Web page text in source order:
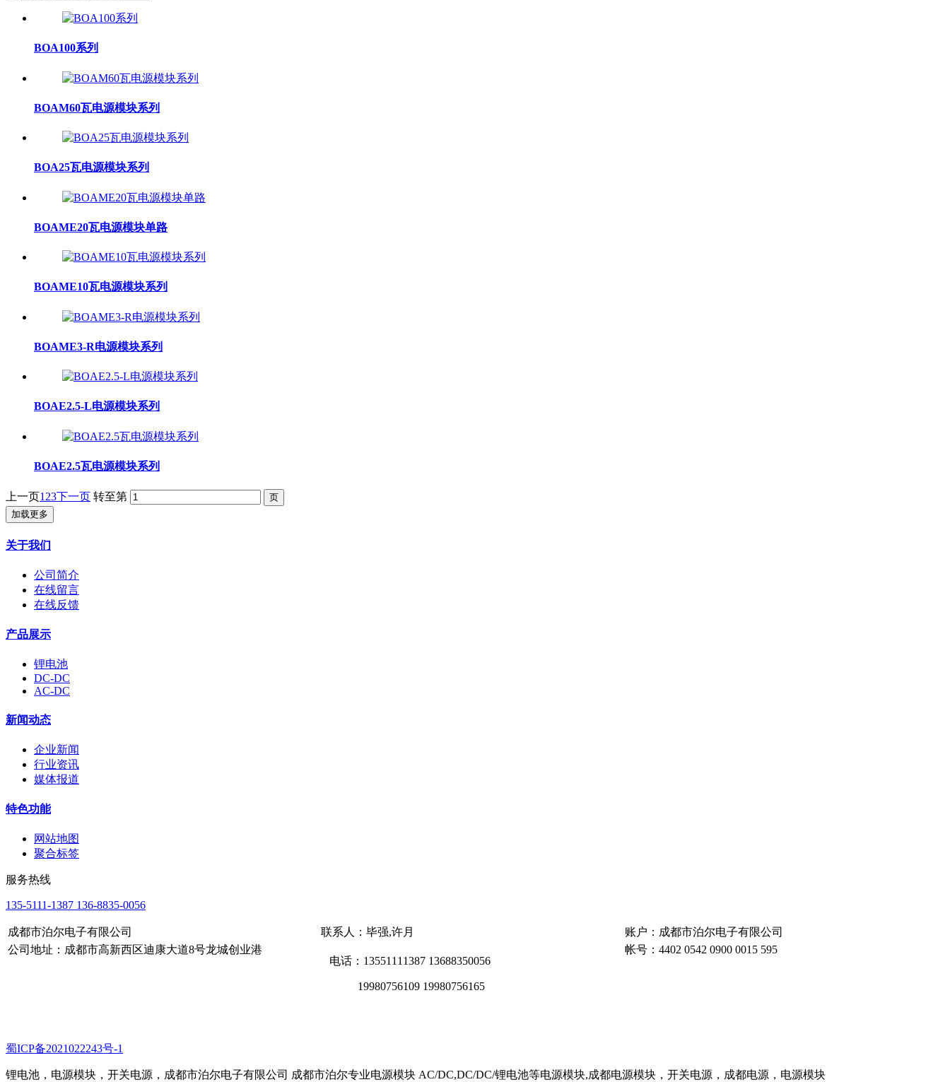
BOA100系列
BOAM60瓦电源模块系列
BOA25瓦电源模块系列
BOAME20瓦电源模块单路
BOAME10瓦电源模块系列
BOAME3-R电源模块系列
BOAE2.5-L电源模块系列
BOAE2.5瓦电源模块系列
上一页1 23下一页 转至第
加载更多
关于我们
公司简介
在线留言
在线反馈
产品展示
锂电池
DC-DC
AC-DC
新闻动态
企业新闻
行业资讯
媒体报道
特色功能
网站地图
聚合标签
服务热线
135-5111-1387 136-8835-0056
成都市泊尔电子有限公司 联系人：毕强,许月
账户：成都市泊尔电子有限公司
公司地址：成都市高新西区迪康大道8号龙城创业港
电话：13551111387 13688350056
19980756109 19980756165
帐号：4402 0542 0900 0015 595
蜀ICP备2021022243号-1
锂电池，电源模块，开关电源，成都市泊尔电子有限公司 成都市泊尔专业电源模块 AC/DC,DC/DC/锂电池等电源模块,成都电源模块，开关电源，成都电源，电源模块